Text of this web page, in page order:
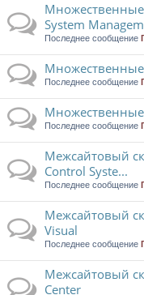
Множественные
System
Последнее сообщение
Последнее сообщение
Множественные
Последнее сообщение
Межсайтовый
Control Syste...
Последнее сообщение
Межсайтовый
Visual
Последнее сообщение
Межсайтовый
Center